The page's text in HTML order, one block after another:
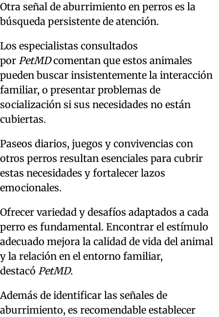
Otra señal de aburrimiento en perros es la
búsqueda persistente de atención.
Los especialistas consultados
por PetMDcomentan que estos animales
pueden buscar insistentemente la interacción
familiar, o presentar problemas de
socialización si sus necesidades no están
cubiertas.
Paseos diarios, juegos y convivencias con
otros perros resultan esenciales para cubrir
estas necesidades y fortalecer lazos
emocionales.
Ofrecer variedad y desafíos adaptados a cada
perro es fundamental. Encontrar el estímulo
adecuado mejora la calidad de vida del animal
y la relación en el entorno familiar,
destacó PetMD.
Además de identificar las señales de
aburrimiento, es recomendable establecer